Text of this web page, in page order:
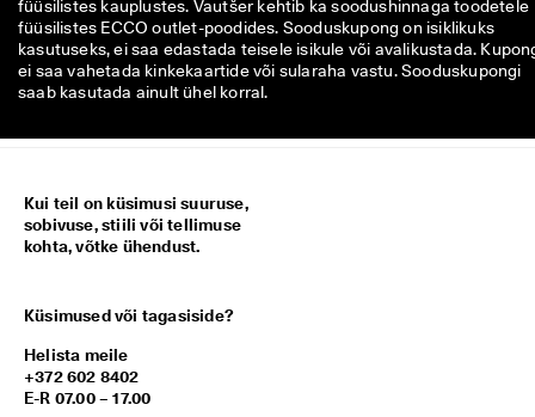
füüsilistes kauplustes. Vautšer kehtib ka soodushinnaga toodetele
füüsilistes ECCO outlet-poodides. Sooduskupong on isiklikuks
kasutuseks, ei saa edastada teisele isikule või avalikustada.
ei saa vahetada kinkekaartide või sularaha vastu. Sooduskupongi
saab kasutada ainult ühel korral.
Kui teil on küsimusi suuruse,
sobivuse, stiili või tellimuse
kohta, võtke ühendust.
Küsimused või tagasiside?
Helista meile
+372 602 8402
E-R 07.00 – 17.00